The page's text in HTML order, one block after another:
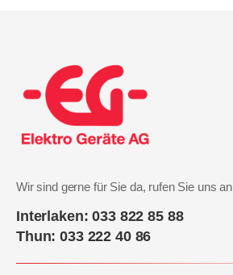
Wir sind gerne für Sie da, rufen Sie uns an
Interlaken: 033 822 85 88
Thun: 033 222 40 86